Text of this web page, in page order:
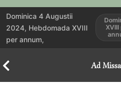
Dominica 4 Augustii
2024, Hebdomada XVIII
per annum,
XVIII
Ad